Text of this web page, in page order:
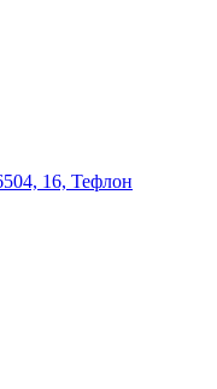
16, Тефлон